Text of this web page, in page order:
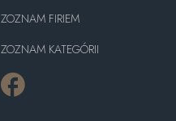
ZOZNAM FIRIEM
ZOZNAM KATEGÓRII